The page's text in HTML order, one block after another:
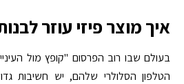
איך מוצר פיזי עוזר
בעולם שבו רוב הפרסום "קופץ מול
הטלפון הסלולרי שלהם, יש חשיבות